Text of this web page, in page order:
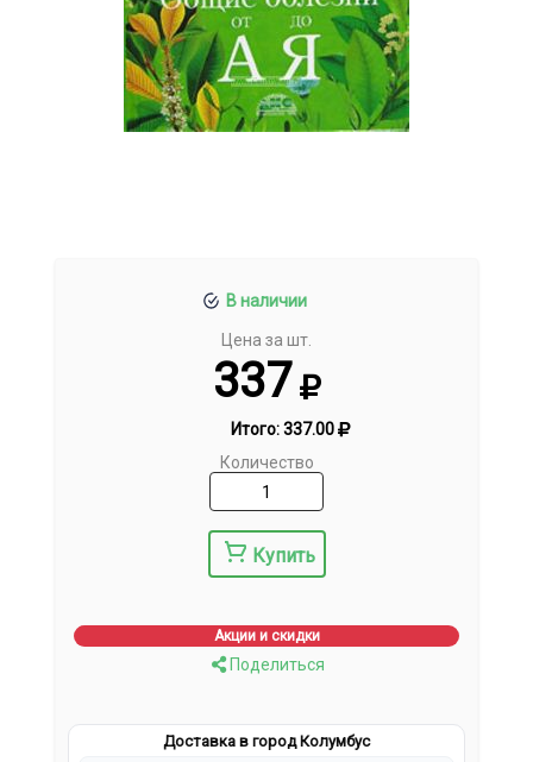
В наличии
Цена за шт.
337
Итого:337.00
Количество
Купить
Акции и скидки
Поделиться
Доставка в город Колумбус